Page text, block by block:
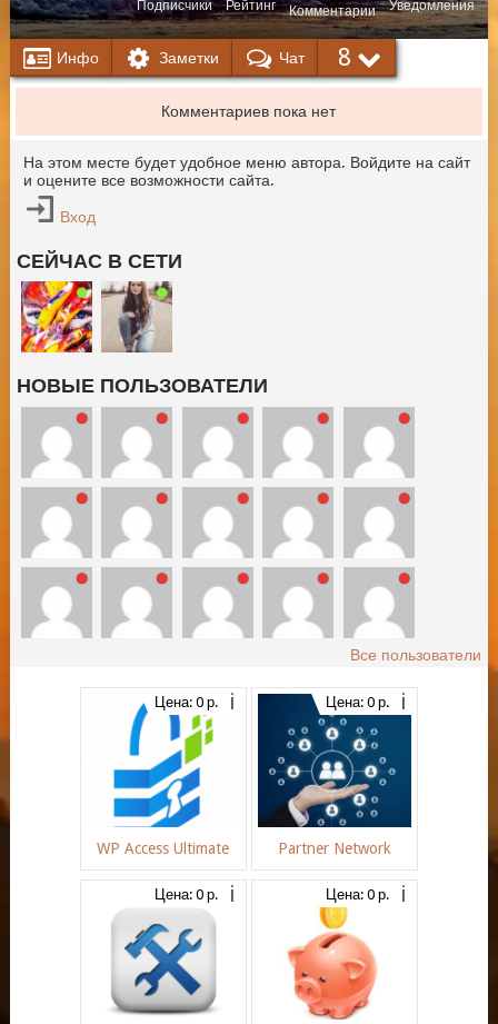
Подписчики Рейтинг Комментарии Уведомления
Инфо Заметки Чат 8
Комментариев пока нет
На этом месте будет удобное меню автора. Войдите на сайт
и оцените все возможности сайта.
Вход
СЕЙЧАС В СЕТИ
НОВЫЕ ПОЛЬЗОВАТЕЛИ
Все пользователи
Цена: 0 р.
WP Access Ultimate
Цена: 0 р.
Partner Network
Цена: 0 р. Цена: 0 р.